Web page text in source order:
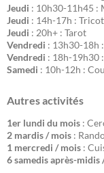
Jeudi : 10h30-11h45 :
Jeudi : 14h-17h :
Jeudi : 20h+ : Tarot
Vendredi : 13h30-18h
Vendredi : 18h-19h30
Samedi : 10h-12h :
Autres activités
1er lundi du mois :
2 mardis / mois :
1 mercredi / mois :
6 samedis après-midis